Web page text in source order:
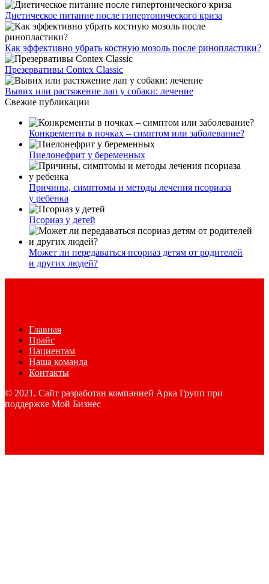
Диетическое питание после гипертонического криза
Как эффективно убрать костную мозоль после ринопластики?
Презервативы Contex Classic
Вывих или растяжение лап у собаки: лечение
Свежие публикации
Конкременты в почках – симптом или заболевание?
Пиелонефрит у беременных
Причины, симптомы и методы лечения псориаза
у ребенка
Псориаз у детей
Может ли передаваться псориаз детям от родителей
и других людей?
Главная
Прайс
Пациентам
Наша команда
Контакты
© 2021. Сайт разработан компанией Арка Групп при
поддержке Мой Бизнес